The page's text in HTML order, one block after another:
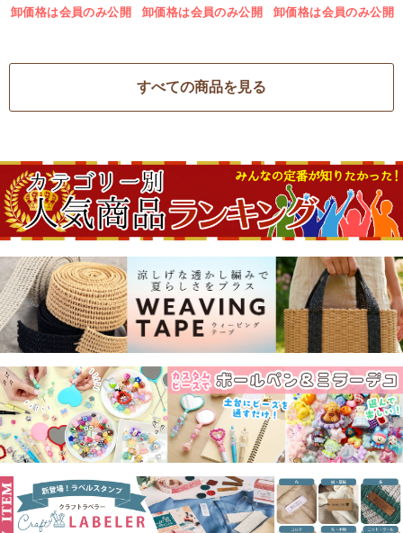
卸価格は会員のみ公開 卸価格は会員のみ公開 卸価格は会員のみ公開
すべての商品を見る